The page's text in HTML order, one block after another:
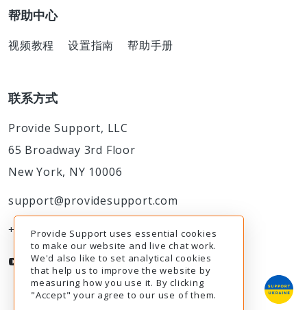
帮助中心
视频教程 设置指南 帮助手册
联系方式
Provide Support, LLC
65 Broadway 3rd Floor
New York, NY 10006
support@providesupport.com
+1-888-777-9930
Provide Support uses essential cookies
to make our website and live chat work.
We'd also like to set analytical cookies
that help us to improve the website by
measuring how you use it. By clicking
"Accept" your agree to our use of them.